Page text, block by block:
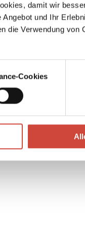
damit wir
und Ihr
die Verwendung von
Cookies